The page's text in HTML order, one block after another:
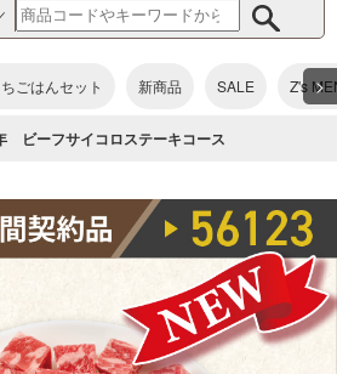
ごはんセット 新商品 SALE Z's >
ビーフサイコロステーキコース